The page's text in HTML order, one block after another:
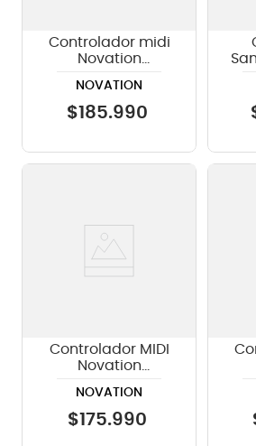
Controlador midi
Novation
MK4
NOVATION
$185.990
Controlador MIDI
Novation
MK3
NOVATION
$175.990